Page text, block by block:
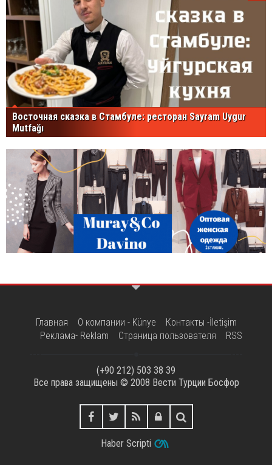
Восточная сказка в Стамбуле: ресторан Sayram Uygur
Mutfağı
Главная О компании - Künye
Контакты -İletişim
Реклама- Reklam
Страница пользователя RSS
(+90 212) 503 38 39
Все права защищены © 2008 Вести Турции Босфор
Haber Scripti